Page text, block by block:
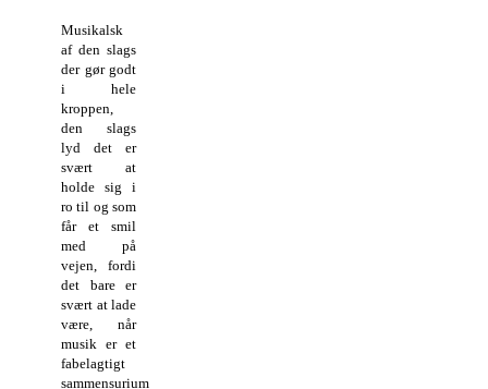
Musikalsk
af den slags
der gør godt
i hele
kroppen,
den slags
lyd det er
svært at
holde sig i
ro til og som
får et smil
med på
vejen, fordi
det bare er
svært at lade
være, når
musik er et
fabelagtigt
sammensurium